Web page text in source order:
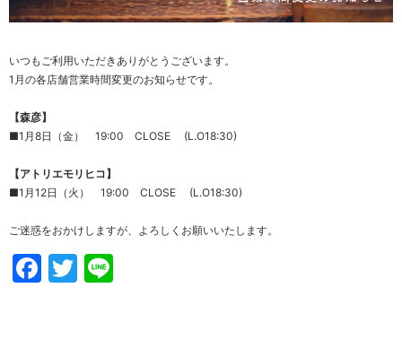
いつもご利用いただきありがとうございます。
1月の各店舗営業時間変更のお知らせです。
【森彦】
■1月8日（金） 19:00 CLOSE (L.O18:30)
【アトリエモリヒコ】
■1月12日（火） 19:00 CLOSE (L.O18:30)
ご迷惑をおかけしますが、よろしくお願いいたします。
Facebook
Twitter